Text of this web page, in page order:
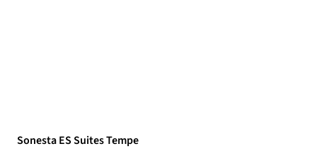
Sonesta ES Suites Tempe